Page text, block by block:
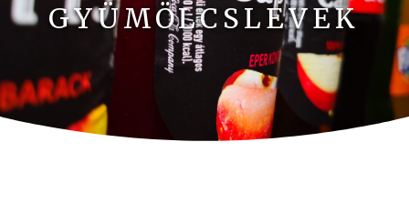
GYÜMÖLCSLEVEK